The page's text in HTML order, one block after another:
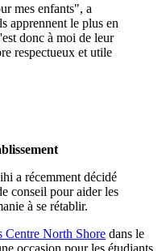
mes enfants", a
apprennent le plus en
donc à moi de leur
respectueux et utile
a récemment décidé
conseil pour aider les
à se rétablir.
Centre North Shore dans le
occasion pour les étudiants